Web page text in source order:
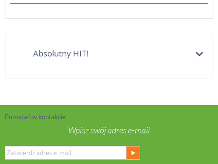
Absolutny HIT!
Pozostań w kontakcie
Wpisz swój adres e-mail